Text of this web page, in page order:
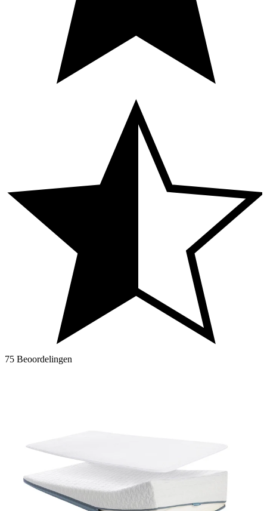
75 Beoordelingen